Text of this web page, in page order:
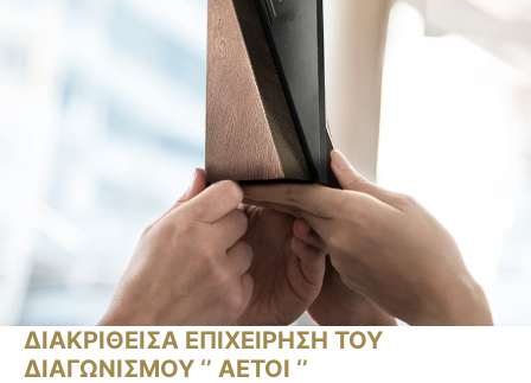
ΔΙΑΚΡΙΘΕΙΣΑ ΕΠΙΧΕΙΡΗΣΗ ΤΟΥ
ΔΙΑΓΩΝΙΣΜΟΥ ‘’ ΑΕΤΟΙ ‘’